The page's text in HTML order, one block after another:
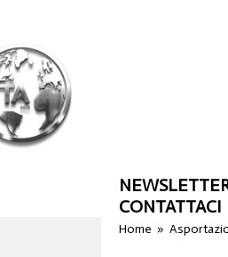
CONTATTACI
Home »